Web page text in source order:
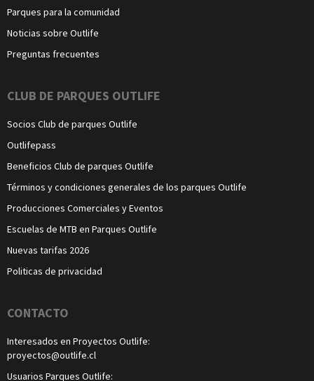
Parques para la comunidad
Noticias sobre Outlife
Preguntas frecuentes
CLUB DE PARQUES OUTLIFE
Socios Club de parques Outlife
Outlifepass
Beneficios Club de parques Outlife
Términos y condiciones generales de los parques Outlife
Producciones Comerciales y Eventos
Escuelas de MTB en Parques Outlife
Nuevas tarifas 2026
Politicas de privacidad
CONTACTO
Interesados en Proyectos Outlife:
proyectos@outlife.cl
Usuarios Parques Outlife: